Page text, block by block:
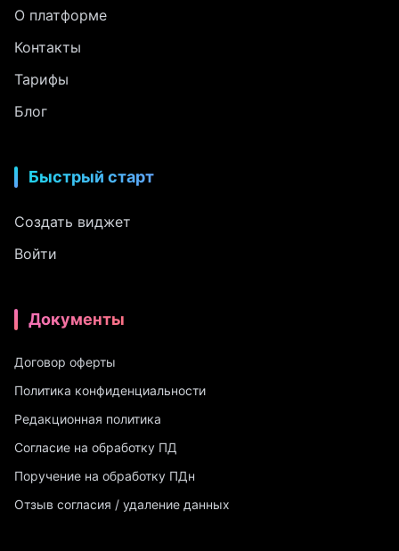
О платформе
Контакты
Тарифы
Блог
Быстрый старт
Создать виджет
Войти
Документы
Договор оферты
Политика конфиденциальности
Редакционная политика
Согласие на обработку ПД
Поручение на обработку ПДн
Отзыв согласия / удаление данных